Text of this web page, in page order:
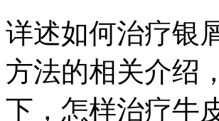
详述如何治疗银
方法的相关介绍
下，怎样治疗牛